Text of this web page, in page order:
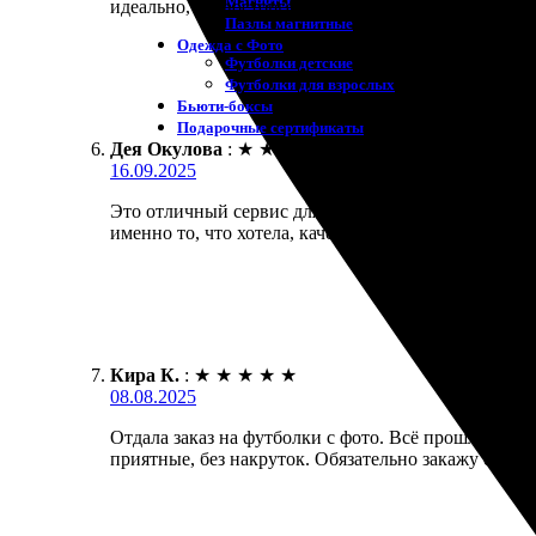
Пазлы магнитные
Одежда с Фото
Футболки детские
Футболки для взрослых
Бьюти-боксы
Подарочные сертификаты
идеально, я в восторге! Рекомендую всем, кто ищет
Дея Окулова : ★ ★
16.09.2025
Это отличный сервис для печати футболок на
именно то, что хотела, качество на высоте.
Кира К. : ★ ★ ★ ★ ★
08.08.2025
Отдала заказ на футболки с фото. Всё прошло
приятные, без накруток. Обязательно закажу ещё!